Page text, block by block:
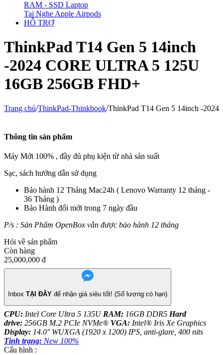
RAM - SSD Laptop
Tai Nghe Apple Airpods
HỖ TRỢ
ThinkPad T14 Gen 5 14inch
-2024 CORE ULTRA 5 125U
16GB 256GB FHD+
Trang chủ/ThinkPad-Thinkbook/ThinkPad T14 Gen 5 14inch -2024
Thông tin sản phẩm
Máy Mới 100% , đầy đủ phụ kiện từ nhà sản suất
Sạc, sách hướng dẫn sử dụng
Bảo hành 12 Tháng Mac24h ( Lenovo Warranty 12 tháng -
36 Tháng )
Bảo Hành đổi mới trong 7 ngày đầu
P/s : Sản Phẩm OpenBox vẫn được bảo hành 12 tháng
Hỏi về sản phẩm
Còn hàng
25,000,000 đ
Inbox TẠI ĐÂY để nhận giá siêu tốt! (Số lượng có hạn)
CPU: Intel Core Ultra 5 135U RAM: 16GB DDR5 Hard
drive: 256GB M.2 PCIe NVMe® VGA: Intel® Iris Xe Graphics
Display: 14.0'' WUXGA (1920 x 1200) IPS, anti-glare, 400 nits
Tình trạng: New 100%
Cấu hình :